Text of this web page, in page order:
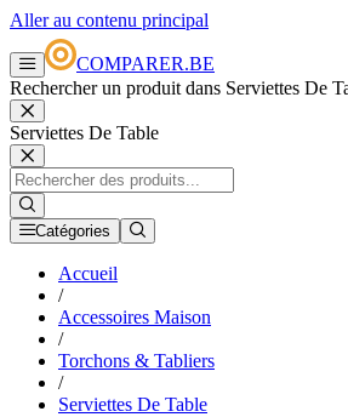
Aller au contenu principal
COMPARER.BE
Rechercher un produit dans Serviettes De
Serviettes De Table
Catégories
Accueil
/
Accessoires Maison
/
Torchons & Tabliers
/
Serviettes De Table